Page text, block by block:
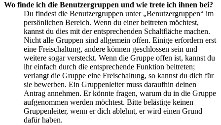
Wo finde ich die Benutzergruppen und wie trete ich ihnen bei?
Du findest die Benutzergruppen unter „Benutzergruppen“ im
persönlichen Bereich. Wenn du einer beitreten möchtest,
kannst du dies mit der entsprechenden Schaltfläche machen.
Nicht alle Gruppen sind allgemein offen. Einige erfordern erst
eine Freischaltung, andere können geschlossen sein und
weitere sogar versteckt. Wenn die Gruppe offen ist, kannst du
ihr einfach durch die entsprechende Funktion beitreten;
verlangt die Gruppe eine Freischaltung, so kannst du dich für
sie bewerben. Ein Gruppenleiter muss daraufhin deinen
Antrag annehmen. Er könnte fragen, warum du in die Gruppe
aufgenommen werden möchtest. Bitte belästige keinen
Gruppenleiter, wenn er dich ablehnt, er wird einen Grund
dafür haben.